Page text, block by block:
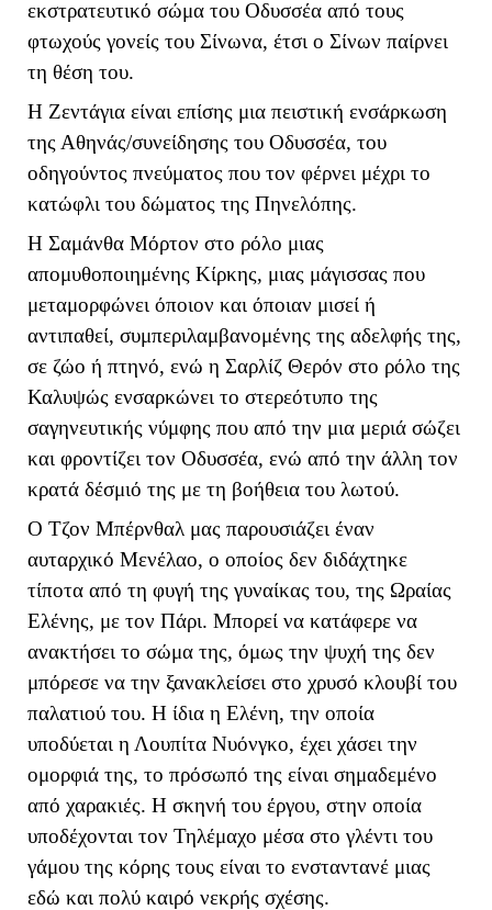
εκστρατευτικό σώμα του Οδυσσέα από τους
φτωχούς γονείς του Σίνωνα, έτσι ο Σίνων παίρνει
τη θέση του.
Η Ζεντάγια είναι επίσης μια πειστική ενσάρκωση
της Αθηνάς/συνείδησης του Οδυσσέα, του
οδηγούντος πνεύματος που τον φέρνει μέχρι το
κατώφλι του δώματος της Πηνελόπης.
Η Σαμάνθα Μόρτον στο ρόλο μιας
απομυθοποιημένης Κίρκης, μιας μάγισσας που
μεταμορφώνει όποιον και όποιαν μισεί ή
αντιπαθεί, συμπεριλαμβανομένης της αδελφής της,
σε ζώο ή πτηνό, ενώ η Σαρλίζ Θερόν στο ρόλο της
Καλυψώς ενσαρκώνει το στερεότυπο της
σαγηνευτικής νύμφης που από την μια μεριά σώζει
και φροντίζει τον Οδυσσέα, ενώ από την άλλη τον
κρατά δέσμιό της με τη βοήθεια του λωτού.
Ο Τζον Μπέρνθαλ μας παρουσιάζει έναν
αυταρχικό Μενέλαο, ο οποίος δεν διδάχτηκε
τίποτα από τη φυγή της γυναίκας του, της Ωραίας
Ελένης, με τον Πάρι. Μπορεί να κατάφερε να
ανακτήσει το σώμα της, όμως την ψυχή της δεν
μπόρεσε να την ξανακλείσει στο χρυσό κλουβί του
παλατιού του. Η ίδια η Ελένη, την οποία
υποδύεται η Λουπίτα Νυόνγκο, έχει χάσει την
ομορφιά της, το πρόσωπό της είναι σημαδεμένο
από χαρακιές. Η σκηνή του έργου, στην οποία
υποδέχονται τον Τηλέμαχο μέσα στο γλέντι του
γάμου της κόρης τους είναι το ενσταντανέ μιας
εδώ και πολύ καιρό νεκρής σχέσης.